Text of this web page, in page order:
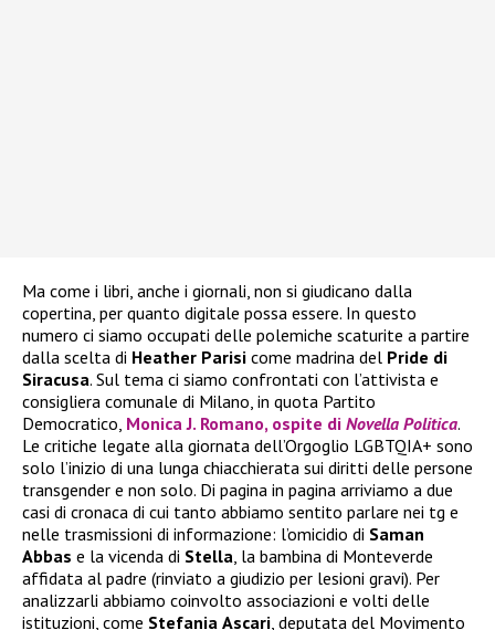
Ma come i libri, anche i giornali, non si giudicano dalla
copertina, per quanto digitale possa essere. In questo
numero ci siamo occupati delle polemiche scaturite a partire
dalla scelta di Heather Parisi come madrina del Pride di
Siracusa. Sul tema ci siamo confrontati con l’attivista e
consigliera comunale di Milano, in quota Partito
Democratico, Monica J. Romano, ospite di Novella Politica.
Le critiche legate alla giornata dell’Orgoglio LGBTQIA+ sono
solo l’inizio di una lunga chiacchierata sui diritti delle persone
transgender e non solo. Di pagina in pagina arriviamo a due
casi di cronaca di cui tanto abbiamo sentito parlare nei tg e
nelle trasmissioni di informazione: l’omicidio di Saman
Abbas e la vicenda di Stella, la bambina di Monteverde
affidata al padre (rinviato a giudizio per lesioni gravi). Per
analizzarli abbiamo coinvolto associazioni e volti delle
istituzioni, come Stefania Ascari, deputata del Movimento